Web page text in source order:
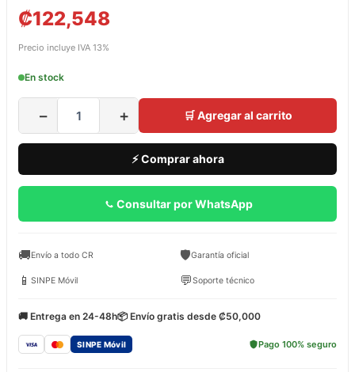
₡122,548
Precio incluye IVA 13%
En stock
− + 🛒 Agregar al carrito
⚡ Comprar ahora
Consultar por WhatsApp
🚚Envío a todo CR 🛡️Garantía oficial
📱 SINPE Móvil 💬Soporte técnico
🚚 Entrega en 24-48h📦 Envío gratis desde ₡50,000
SINPE Móvil Pago 100% seguro